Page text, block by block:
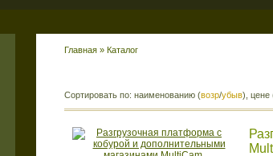
Главная » Каталог
Сортировать по: наименованию (возр/убыв), цене